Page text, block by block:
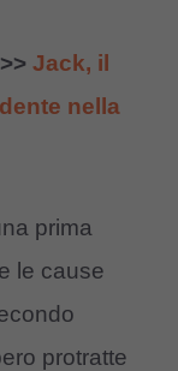
Jack, il
nella
prima
le cause
protratte